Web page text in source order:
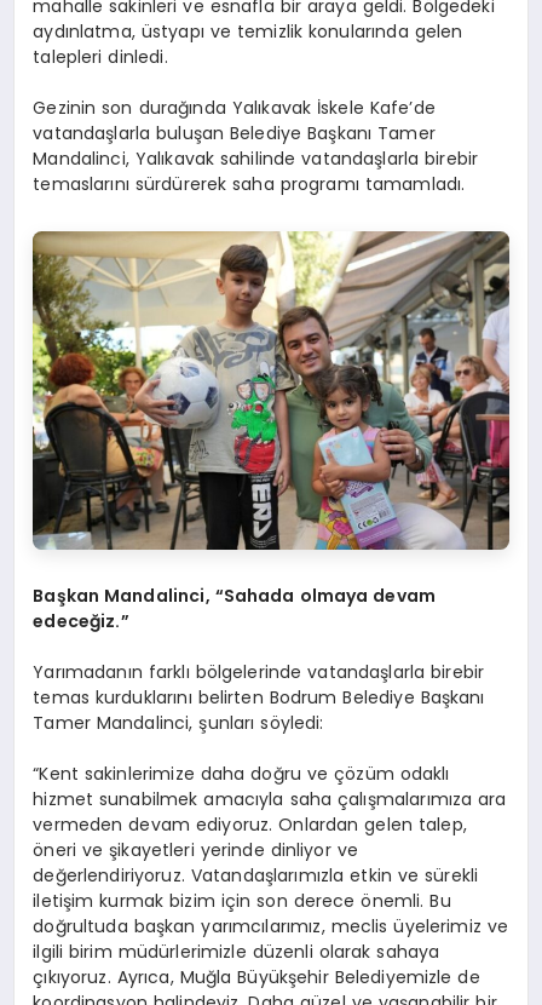
mahalle sakinleri ve esnafla bir araya geldi. Bölgedeki
aydınlatma, üstyapı ve temizlik konularında gelen
talepleri dinledi.
Gezinin son durağında Yalıkavak İskele Kafe’de
vatandaşlarla buluşan Belediye Başkanı Tamer
Mandalinci, Yalıkavak sahilinde vatandaşlarla birebir
temaslarını sürdürerek saha programı tamamladı.
Başkan Mandalinci, “Sahada olmaya devam
edeceğiz.”
Yarımadanın farklı bölgelerinde vatandaşlarla birebir
temas kurduklarını belirten Bodrum Belediye Başkanı
Tamer Mandalinci, şunları söyledi:
“Kent sakinlerimize daha doğru ve çözüm odaklı
hizmet sunabilmek amacıyla saha çalışmalarımıza ara
vermeden devam ediyoruz. Onlardan gelen talep,
öneri ve şikayetleri yerinde dinliyor ve
değerlendiriyoruz. Vatandaşlarımızla etkin ve sürekli
iletişim kurmak bizim için son derece önemli. Bu
doğrultuda başkan yarımcılarımız, meclis üyelerimiz ve
ilgili birim müdürlerimizle düzenli olarak sahaya
çıkıyoruz. Ayrıca, Muğla Büyükşehir Belediyemizle de